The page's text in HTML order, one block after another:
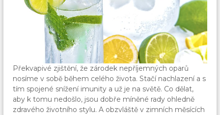
Překvapivé zjištění, že zárodek nepříjemných oparů
nosíme v sobě během celého života. Stačí nachlazení a s
tím spojené snížení imunity a už je na světě. Co dělat,
aby k tomu nedošlo, jsou dobře míněné rady ohledně
zdravého životního stylu. A obzvláště v zimních měsících